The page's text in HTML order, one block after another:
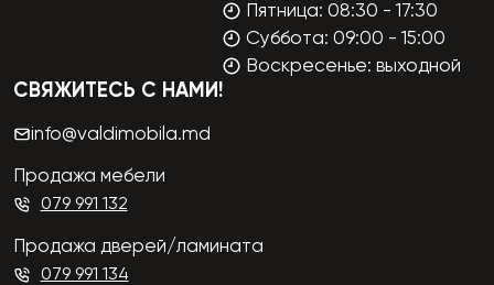
Пятница: 08:30 - 17:30
Суббота: 09:00 - 15:00
Воскресенье: выходной
СВЯЖИТЕСЬ С НАМИ!
info@valdimobila.md
Продажа мебели
079 991 132
Продажа дверей/ламината
079 991 134